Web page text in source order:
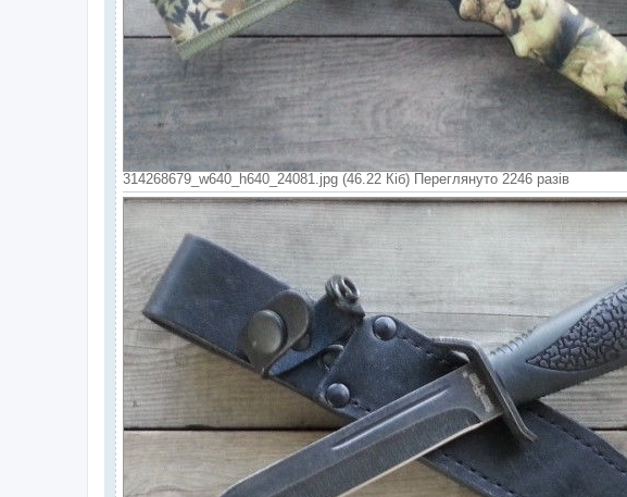
314268679_w640_h640_24081.jpg (46.22 Кіб) Переглянуто 2246 разів